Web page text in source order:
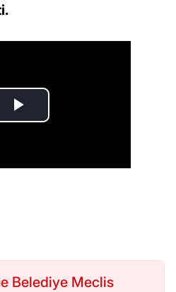
Belediye Meclis